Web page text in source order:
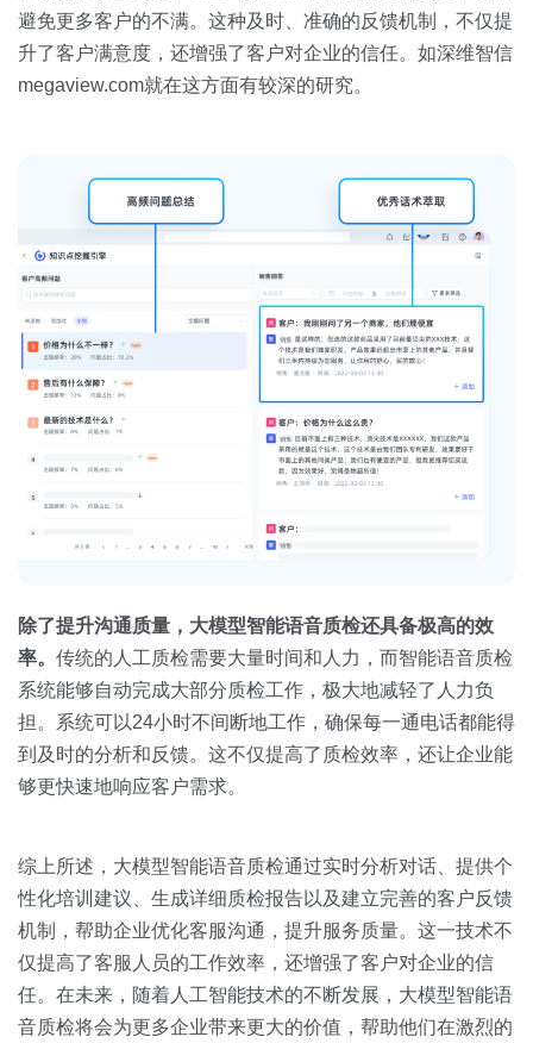
避免更多客户的不满。这种及时、准确的反馈机制，不仅提
升了客户满意度，还增强了客户对企业的信任。如深维智信
megaview.com就在这方面有较深的研究。
除了提升沟通质量，大模型智能语音质检还具备极高的效
率。 传统的人工质检需要大量时间和人力，而智能语音质检
系统能够自动完成大部分质检工作，极大地减轻了人力负
担。系统可以24小时不间断地工作，确保每一通电话都能得
到及时的分析和反馈。这不仅提高了质检效率，还让企业能
够更快速地响应客户需求。
综上所述，大模型智能语音质检通过实时分析对话、提供个
性化培训建议、生成详细质检报告以及建立完善的客户反馈
机制，帮助企业优化客服沟通，提升服务质量。这一技术不
仅提高了客服人员的工作效率，还增强了客户对企业的信
任。在未来，随着人工智能技术的不断发展，大模型智能语
音质检将会为更多企业带来更大的价值，帮助他们在激烈的